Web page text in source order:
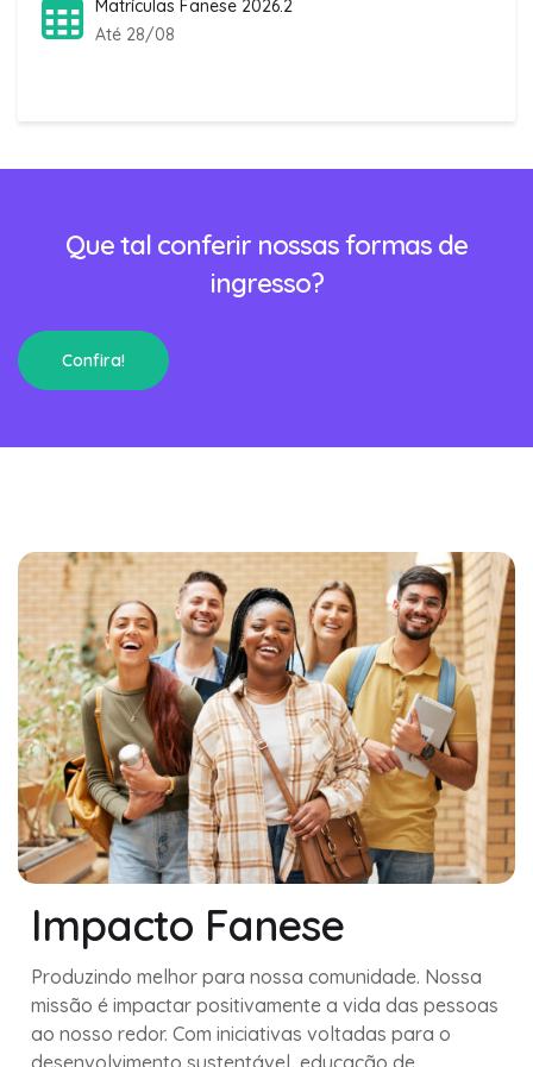
Matrículas Fanese 2026.2
Até 28/08
Que tal conferir nossas formas de
ingresso?
Confira!
Impacto Fanese
Produzindo melhor para nossa comunidade. Nossa
missão é impactar positivamente a vida das pessoas
ao nosso redor. Com iniciativas voltadas para o